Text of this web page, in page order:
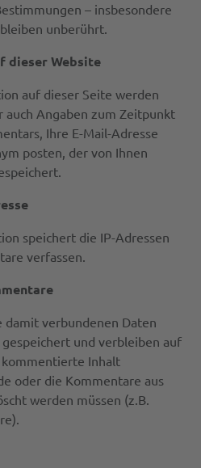
– insbesondere
unberührt.
dieser Website
auf dieser Seite werden
Angaben zum Zeitpunkt
Ihre E-Mail-Adresse
posten, der von Ihnen
speichert die IP-Adressen
verfassen.
damit verbundenen Daten
und verbleiben auf
Inhalt
oder die Kommentare aus
werden müssen (z.B.